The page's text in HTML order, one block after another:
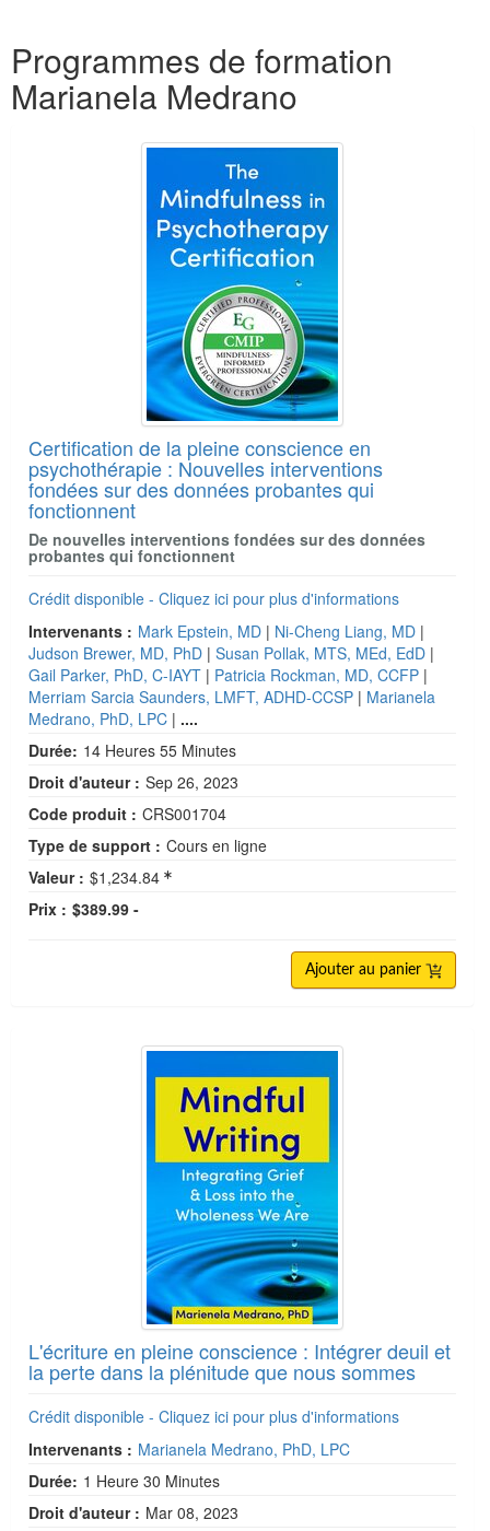
Programmes de formation
Marianela Medrano
Certification de la pleine conscience en
psychothérapie : Nouvelles interventions
fondées sur des données probantes qui
fonctionnent
De nouvelles interventions fondées sur des données
probantes qui fonctionnent
Crédit disponible - Cliquez ici pour plus d'informations
Intervenants : Mark Epstein, MD | Ni-Cheng Liang, MD |
Judson Brewer, MD, PhD | Susan Pollak, MTS, MEd, EdD |
Gail Parker, PhD, C-IAYT | Patricia Rockman, MD, CCFP |
Merriam Sarcia Saunders, LMFT, ADHD-CCSP | Marianela
Medrano, PhD, LPC | ....
Durée: 14 Heures 55 Minutes
Droit d'auteur : Sep 26, 2023
Code produit : CRS001704
Type de support : Cours en ligne
Valeur : $1,234.84
Prix : $389.99 -
Ajouter au panier
L'écriture en pleine conscience : Intégrer deuil et
la perte dans la plénitude que nous sommes
Crédit disponible - Cliquez ici pour plus d'informations
Intervenants : Marianela Medrano, PhD, LPC
Durée: 1 Heure 30 Minutes
Droit d'auteur : Mar 08, 2023